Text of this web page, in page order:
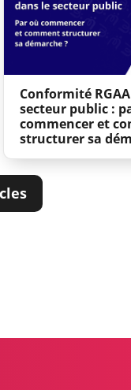
Conformité
secteur public :
commencer et
structurer sa